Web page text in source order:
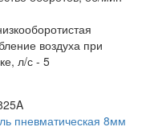
воздуха при
л/с - 5